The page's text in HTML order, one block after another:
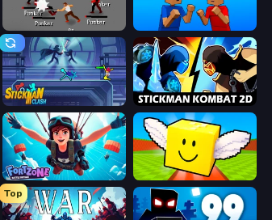
Royal City Clashers 2 Puppet Fighter 2 Player
Stickman Clash Stickman Kombat 2D
Fortzone Battle Royale Lucky Brainrot Blocks Online
Top